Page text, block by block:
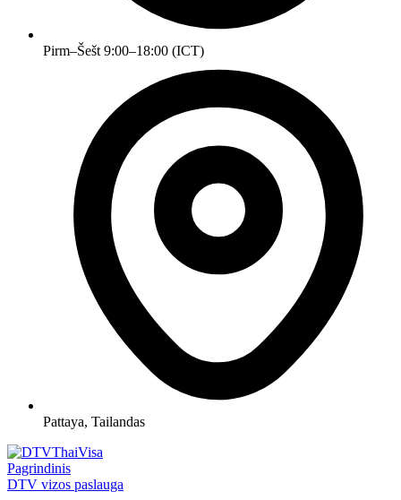
Pirm–Šešt 9:00–18:00 (ICT)
Pattaya, Tailandas
Pagrindinis
DTV vizos paslauga